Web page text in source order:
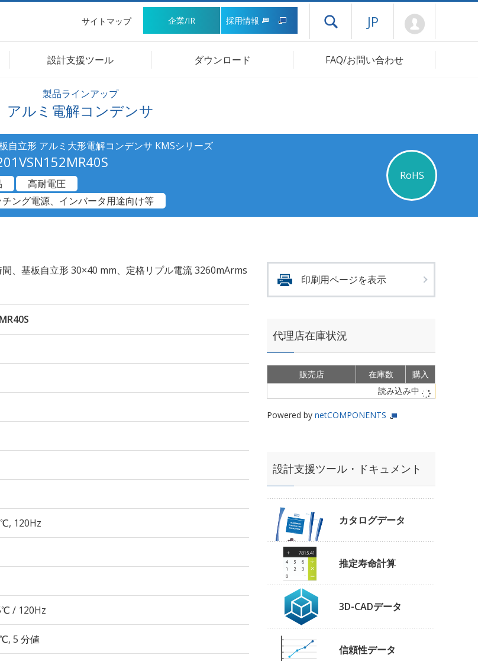
サイトマップ 企業/IR 採用情報 ドロワーメニューを開く
JP
設計支援ツール ダウンロード FAQ/お問い合わせ
製品ラインアップ
アルミ電解コンデンサ
自立形 アルミ大形電解コンデンサ KMSシリーズ
RoHS
高耐電圧
チング電源、インバータ用途向け等
、基板自立形 30×40 mm、定格リプル電流 3260mArms
120Hz
/ 120Hz
5 分値
印刷用ページを表示
代理店在庫状況
販売店 在庫数
購入
読み込み中
Powered by netCOMPONENTS
設計支援ツール・ドキュメント
カタログデータ
推定寿命計算
3D-CADデータ
信頼性データ